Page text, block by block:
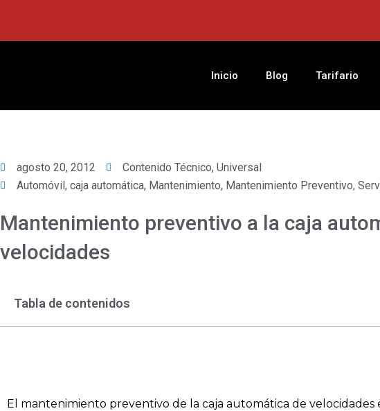
contenido
Inicio Blog Tarifario
agosto 20, 2012 Contenido Técnico, Universal
Automóvil, caja automática, Mantenimiento, Mantenimiento Preventivo,
Mantenimiento preventivo a la caja
velocidades
Tabla de contenidos
El mantenimiento preventivo de la caja automática de velocidades